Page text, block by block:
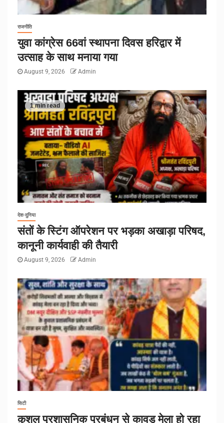
राजनीति
युवा कांग्रेस 66वां स्थापना दिवस हरिद्वार में
उत्साह के साथ मनाया गया
August 9, 2026 Admin
1 min read
देश-दुनिया
संतों के स्टिंग ऑपरेशन पर भड़का अखाड़ा परिषद,
कानूनी कार्यवाही की तैयारी
August 9, 2026 Admin
सिटी
कुशल प्रशासनिक प्रबंधन से कावड़ मेला हो रहा